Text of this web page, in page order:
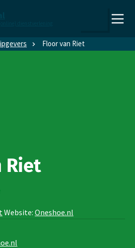
Floor van Riet
Riet
Website: Oneshoe.nl